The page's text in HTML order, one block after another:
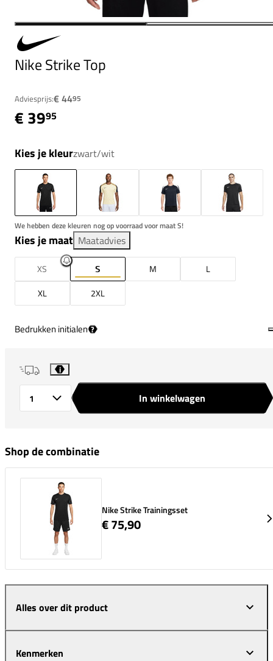
Nike Strike Top
Adviesprijs:€ 4495
€ 3995
Kies je kleurzwart/wit
We hebben deze kleuren nog op voorraad voor maat S!
Kies je maat Maatadvies
XS S M
L
XL
2XL
Bedrukken initialen ?
i
In winkelwagen
Shop de combinatie
Nike Strike Trainingsset
€ 75,90
Alles over dit product
Kenmerken